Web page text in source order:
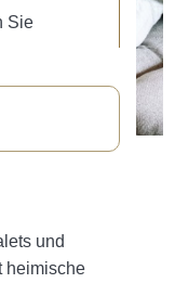
und
heimische